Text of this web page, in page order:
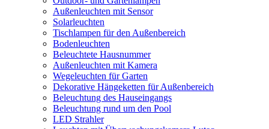
Außenleuchten mit Sensor
Solarleuchten
Tischlampen für den Außenbereich
Bodenleuchten
Beleuchtete Hausnummer
Außenleuchten mit Kamera
Wegeleuchten für Garten
Dekorative Hängeketten für Außenbereich
Beleuchtung des Hauseingangs
Beleuchtung rund um den Pool
LED Strahler